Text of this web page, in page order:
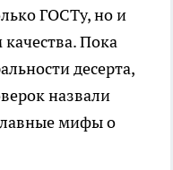
ГОСТу, но и
Пока
десерта,
назвали
мифы о